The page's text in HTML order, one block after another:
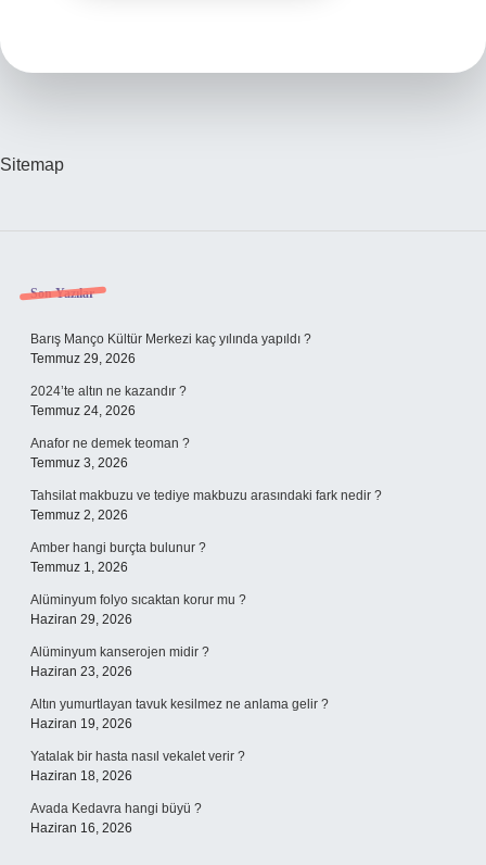
Sitemap
Sidebar
Son Yazılar
Barış Manço Kültür Merkezi kaç yılında yapıldı ?
Temmuz 29, 2026
2024’te altın ne kazandır ?
Temmuz 24, 2026
Anafor ne demek teoman ?
Temmuz 3, 2026
Tahsilat makbuzu ve tediye makbuzu arasındaki fark nedir ?
Temmuz 2, 2026
Amber hangi burçta bulunur ?
Temmuz 1, 2026
Alüminyum folyo sıcaktan korur mu ?
Haziran 29, 2026
Alüminyum kanserojen midir ?
Haziran 23, 2026
Altın yumurtlayan tavuk kesilmez ne anlama gelir ?
Haziran 19, 2026
Yatalak bir hasta nasıl vekalet verir ?
Haziran 18, 2026
Avada Kedavra hangi büyü ?
Haziran 16, 2026